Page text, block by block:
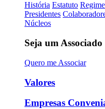
História Estatuto
Presidentes
Núcleos
Seja um Associado
Quero me Associar
Valores
Empresas